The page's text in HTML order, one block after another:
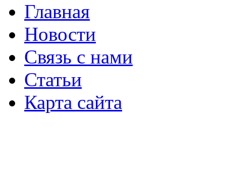
Главная
Новости
Связь с нами
Статьи
Карта сайта